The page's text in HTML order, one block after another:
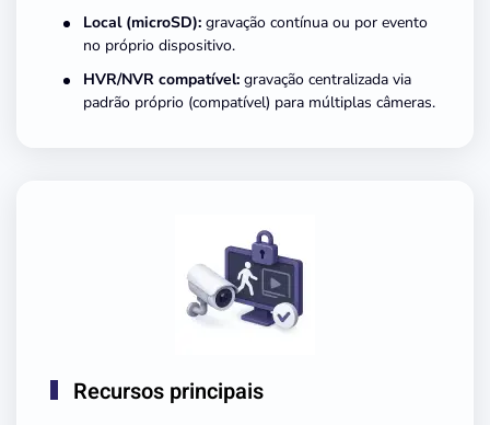
Local (microSD): gravação contínua ou por evento
no próprio dispositivo.
HVR/NVR compatível: gravação centralizada via
padrão próprio (compatível) para múltiplas câmeras.
Recursos principais